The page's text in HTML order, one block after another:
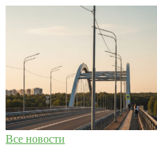
Все новости